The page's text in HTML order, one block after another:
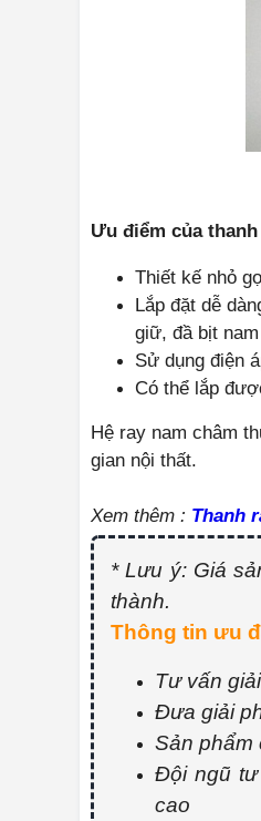
Ưu điểm của
Thiết kế nhỏ
Lắp đặt dễ
giữ, đầ bịt
Sử dụng điện
Có thể lắp
Hệ ray nam châm
gian nội thất.
Xem thêm : Thanh
* Lưu ý: Giá
thành.
Thông tin ưu
Tư vấn
Đưa giải
Sản phẩm
Đội ngũ tư
cao